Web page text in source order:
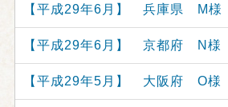
【平成29年6月】 兵庫県 M様
【平成29年6月】 京都府 N様
【平成29年5月】 大阪府 O様